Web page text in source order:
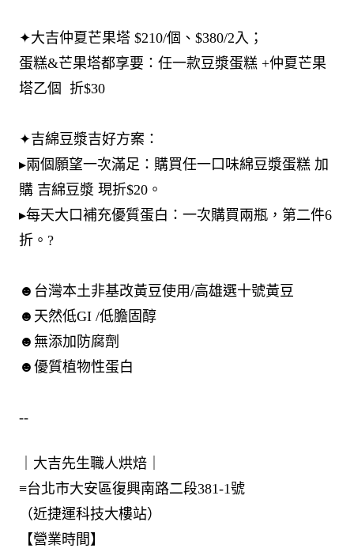
✦大吉仲夏芒果塔 $210/個、$380/2入；
蛋糕&芒果塔都享要：任一款豆漿蛋糕 +仲夏芒果
塔乙個 ​ 折$30
✦吉綿豆漿吉好方案：
▸兩個願望一次滿足：購買任一口味綿豆漿蛋糕 加
購 吉綿豆漿 現折$20。
▸每天大口補充優質蛋白：一次購買兩瓶，第二件6
折。?
☻台灣本土非基改黃豆使用/高雄選十號黃豆
☻天然低GI /低膽固醇
☻無添加防腐劑
☻優質植物性蛋白
--
｜大吉先生職人烘焙｜
≡台北市大安區復興南路二段381-1號
（近捷運科技大樓站）
【營業時間】